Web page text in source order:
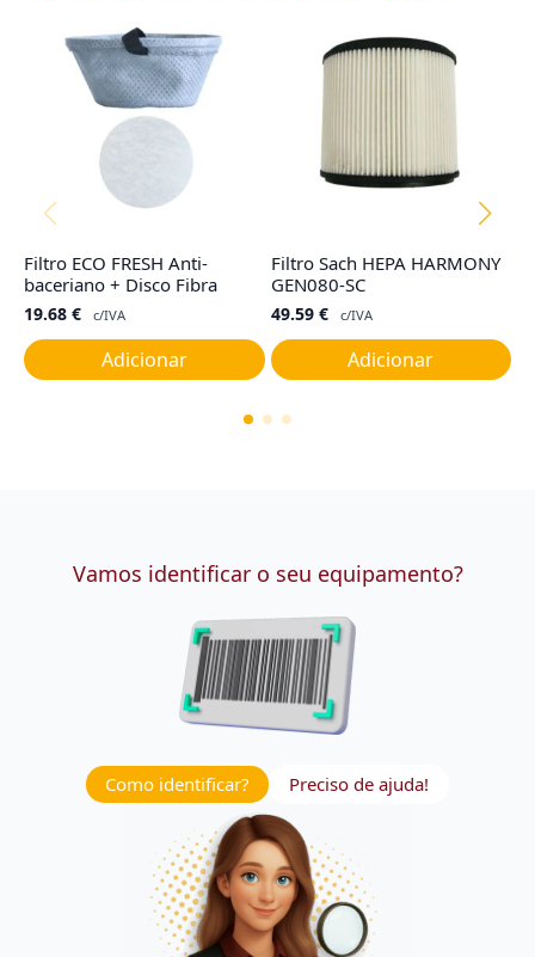
Filtro ECO FRESH Anti-
baceriano + Disco Fibra
19.68 € c/IVA
Adicionar
Filtro Sach HEPA HARMONY
GEN080-SC
49.59 € c/IVA
Adicionar
Vamos identificar o seu equipamento?
Como identificar? Preciso de ajuda!